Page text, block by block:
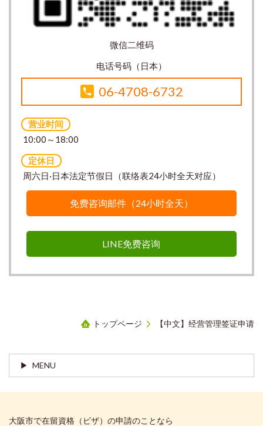
微信二维码
电话号码（日本）
06-4708-6732
营业时间
10:00～18:00
定休日
周六日·日本法定节假日（联络表24小时全天对应）
免费咨询邮件（24小时全天）
LINE免费咨询
トップページ 【中文】经营管理签证申请
MENU
大阪市で在留資格（ビザ）の申請のことなら